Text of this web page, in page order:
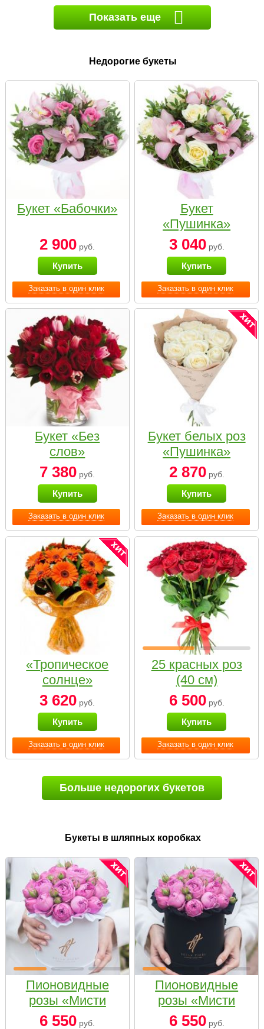
Показать еще
Недорогие букеты
Заказать в один клик
Букет «Бабочки»
2 900 руб.
Купить
Заказать в один клик
Букет
«Пушинка»
3 040руб.
Купить
Заказать в один клик
Букет «Без
слов»
7 380 руб.
Купить
Заказать в один клик
Букет белых роз
«Пушинка»
2 870руб.
Купить
Заказать в один клик
«Тропическое
солнце»
3 620 руб.
Купить
Заказать в один клик
25 красных роз
(40 см)
6 500руб.
Купить
Больше недорогих букетов
Букеты в шляпных коробках
Пионовидные
розы «Мисти
бабблс» в белой
6 550 руб.
Пионовидные
розы «Мисти
бабблс» в
6 550руб.